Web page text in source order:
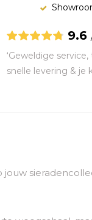
9.6
‘Geweldige
snelle levering & je